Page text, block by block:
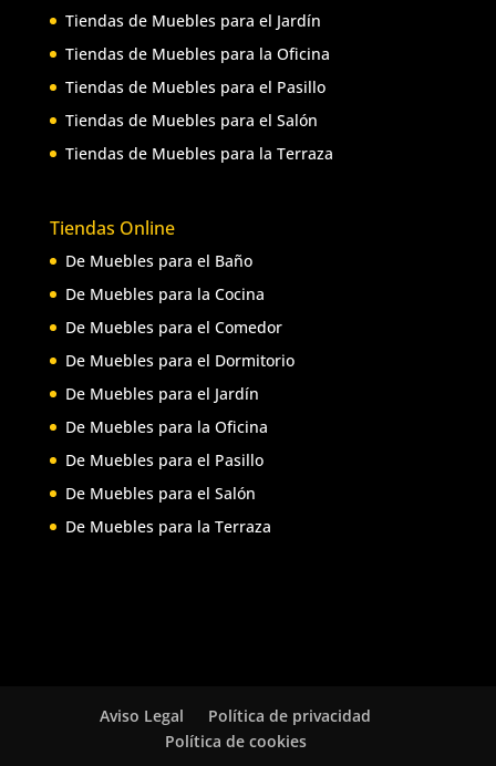
Tiendas de Muebles para el Jardín
Tiendas de Muebles para la Oficina
Tiendas de Muebles para el Pasillo
Tiendas de Muebles para el Salón
Tiendas de Muebles para la Terraza
Tiendas Online
De Muebles para el Baño
De Muebles para la Cocina
De Muebles para el Comedor
De Muebles para el Dormitorio
De Muebles para el Jardín
De Muebles para la Oficina
De Muebles para el Pasillo
De Muebles para el Salón
De Muebles para la Terraza
Aviso Legal
Política de privacidad
Política de cookies